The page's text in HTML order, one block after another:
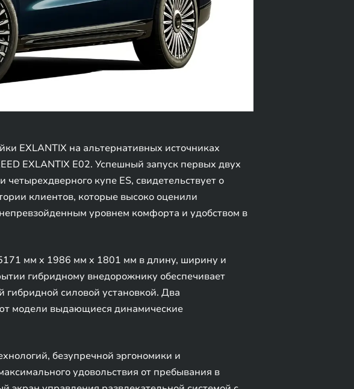
EXLANTIX на альтернативных источниках
EXLANTIX E02. Успешный запуск первых двух
купе ES, свидетельствует о
клиентов, которые высоко оценили
уровнем комфорта и удобством в
мм x 1986 мм x 1801 мм в длину, ширину и
гибридному внедорожнику обеспечивает
силовой установкой. Два
модели выдающиеся динамические
безупречной эргономики и
удовольствия от пребывания в